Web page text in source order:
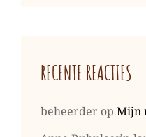
RECENTE REACTIES
beheerder op Mijn